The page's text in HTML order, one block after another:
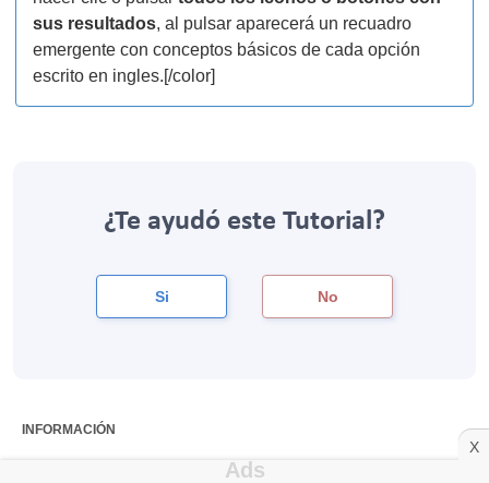
sus resultados, al pulsar aparecerá un recuadro
emergente con conceptos básicos de cada opción
escrito en ingles.[/color]
¿Te ayudó este Tutorial?
Si No
INFORMACIÓN
X